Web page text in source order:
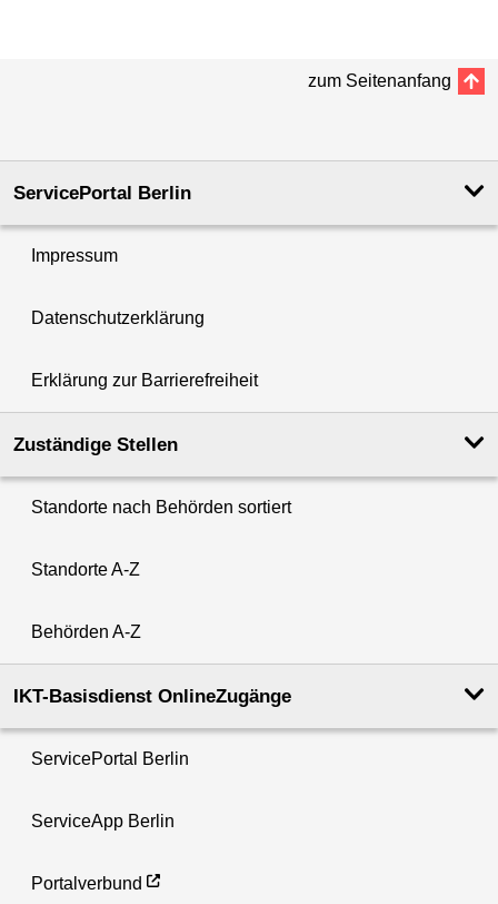
zum Seitenanfang
ServicePortal Berlin
Impressum
Datenschutzerklärung
Erklärung zur Barrierefreiheit
Zuständige Stellen
Standorte nach Behörden sortiert
Standorte A-Z
Behörden A-Z
IKT-Basisdienst OnlineZugänge
ServicePortal Berlin
ServiceApp Berlin
Portalverbund